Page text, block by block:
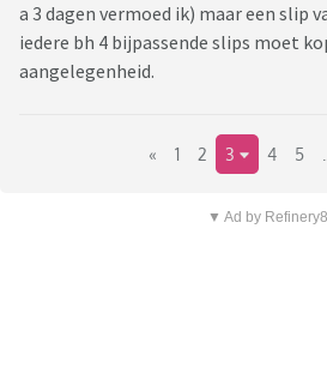
a 3 dagen vermoed ik) maar een slip
iedere bh 4 bijpassende slips moet
aangelegenheid.
« 1 2 3 4 5
▼ Ad by